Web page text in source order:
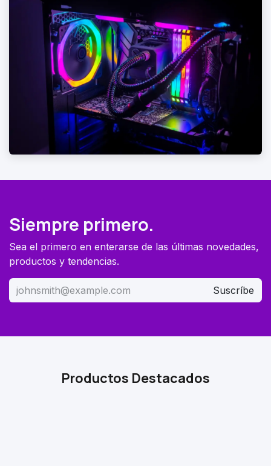
Siempre primero.
Sea el primero en enterarse de las últimas novedades,
productos y tendencias.
Suscríbe
Productos Destacados